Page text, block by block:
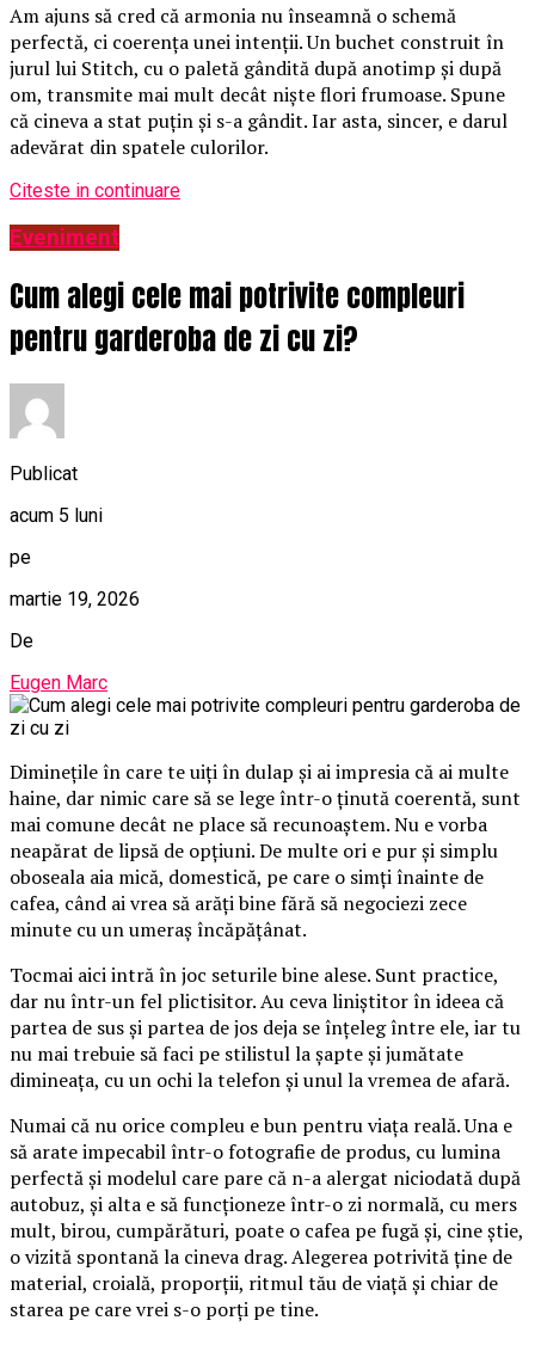
Am ajuns să cred că armonia nu înseamnă o schemă
perfectă, ci coerența unei intenții. Un buchet construit în
jurul lui Stitch, cu o paletă gândită după anotimp și după
om, transmite mai mult decât niște flori frumoase. Spune
că cineva a stat puțin și s-a gândit. Iar asta, sincer, e darul
adevărat din spatele culorilor.
Citeste in continuare
Eveniment
Cum alegi cele mai potrivite compleuri
pentru garderoba de zi cu zi?
Publicat
acum 5 luni
pe
martie 19, 2026
De
Eugen Marc
Diminețile în care te uiți în dulap și ai impresia că ai multe
haine, dar nimic care să se lege într-o ținută coerentă, sunt
mai comune decât ne place să recunoaștem. Nu e vorba
neapărat de lipsă de opțiuni. De multe ori e pur și simplu
oboseala aia mică, domestică, pe care o simți înainte de
cafea, când ai vrea să arăți bine fără să negociezi zece
minute cu un umeraș încăpățânat.
Tocmai aici intră în joc seturile bine alese. Sunt practice,
dar nu într-un fel plictisitor. Au ceva liniștitor în ideea că
partea de sus și partea de jos deja se înțeleg între ele, iar tu
nu mai trebuie să faci pe stilistul la șapte și jumătate
dimineața, cu un ochi la telefon și unul la vremea de afară.
Numai că nu orice compleu e bun pentru viața reală. Una e
să arate impecabil într-o fotografie de produs, cu lumina
perfectă și modelul care pare că n-a alergat niciodată după
autobuz, și alta e să funcționeze într-o zi normală, cu mers
mult, birou, cumpărături, poate o cafea pe fugă și, cine știe,
o vizită spontană la cineva drag. Alegerea potrivită ține de
material, croială, proporții, ritmul tău de viață și chiar de
starea pe care vrei s-o porți pe tine.